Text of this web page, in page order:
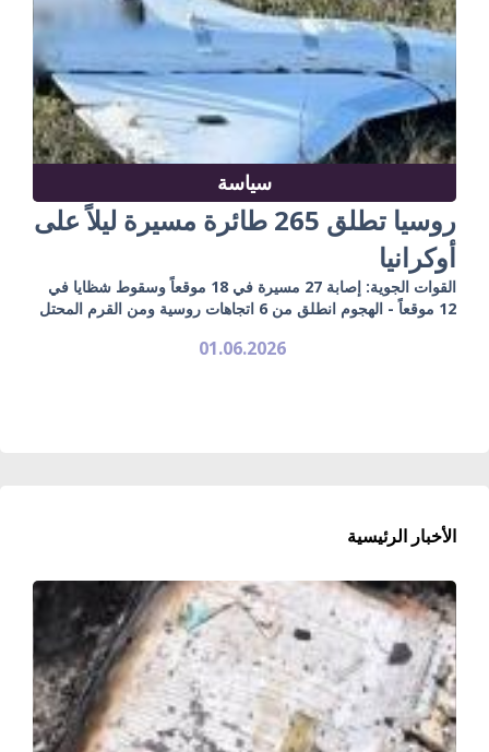
سياسة
روسيا تطلق 265 طائرة مسيرة ليلاً على
أوكرانيا
القوات الجوية: إصابة 27 مسيرة في 18 موقعاً وسقوط شظايا في
12 موقعاً - الهجوم انطلق من 6 اتجاهات روسية ومن القرم المحتل
01.06.2026
الأخبار الرئيسية